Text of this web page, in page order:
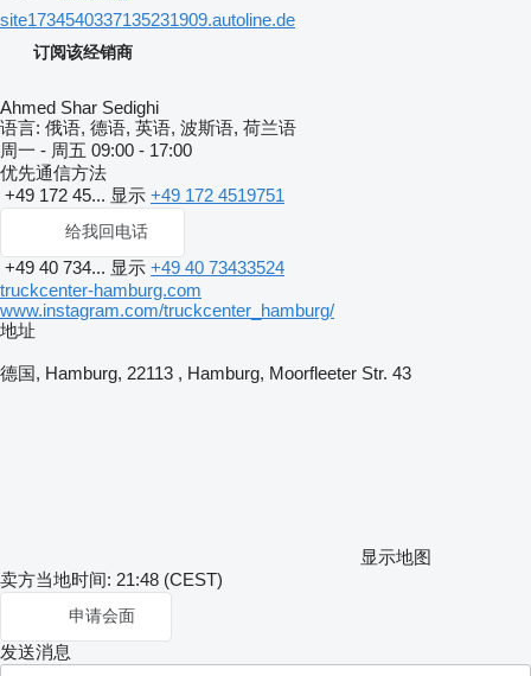
site1734540337135231909.autoline.de
订阅该经销商
Ahmed Shar Sedighi
语言: 俄语, 德语, 英语, 波斯语, 荷兰语
周一 - 周五 09:00 - 17:00
优先通信方法
+49 172 45... 显示 +49 172 4519751
给我回电话
+49 40 734... 显示 +49 40 73433524
truckcenter-hamburg.com
www.instagram.com/truckcenter_hamburg/
地址
德国, Hamburg, 22113 , Hamburg, Moorfleeter Str. 43
显示地图
卖方当地时间: 21:48 (CEST)
申请会面
发送消息